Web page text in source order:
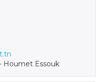
Houmet Essouk